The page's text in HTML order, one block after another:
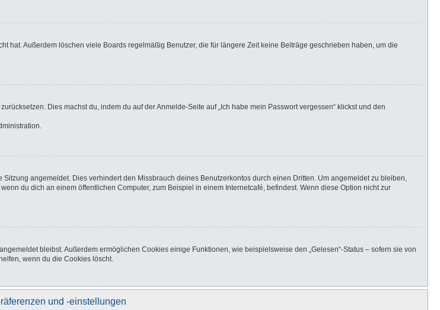
hat. Außerdem löschen viele Boards regelmäßig Benutzer, die für längere Zeit keine Beiträge geschrieben haben, um die
Dies machst du, indem du auf der Anmelde-Seite auf „Ich habe mein Passwort vergessen“ klickst und den
angemeldet. Dies verhindert den Missbrauch deines Benutzerkontos durch einen Dritten. Um angemeldet zu bleiben,
du dich an einem öffentlichen Computer, zum Beispiel in einem Internetcafé, befindest. Wenn diese Option nicht zur
bleibst. Außerdem ermöglichen Cookies einige Funktionen, wie beispielsweise den „Gelesen“-Status – sofern sie von
wenn du die Cookies löscht.
und -einstellungen